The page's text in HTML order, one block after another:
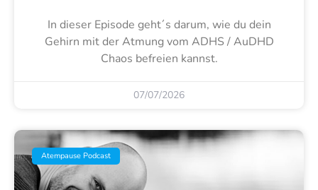
In dieser Episode geht´s darum, wie du dein
Gehirn mit der Atmung vom ADHS / AuDHD
Chaos befreien kannst.
07/07/2026
Atempause Podcast